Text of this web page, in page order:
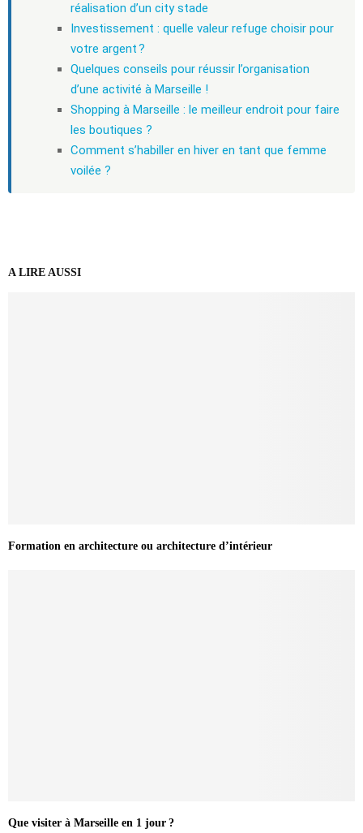
réalisation d’un city stade
Investissement : quelle valeur refuge choisir pour
votre argent ?
Quelques conseils pour réussir l’organisation
d’une activité à Marseille !
Shopping à Marseille : le meilleur endroit pour faire
les boutiques ?
Comment s’habiller en hiver en tant que femme
voilée ?
A LIRE AUSSI
Formation en architecture ou architecture d’intérieur
Que visiter à Marseille en 1 jour ?